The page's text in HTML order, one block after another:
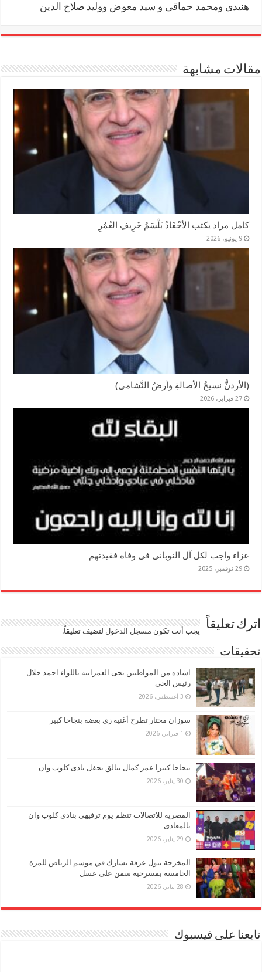
هنيدى ومحمد حماقى و سيد معوض ووليد صلاح الدين
مقالات مشابهة
كامل مراد يكتب الأحْفَادُ بَلْسَمُ خَرِيفِ العُمُرِ
9 يونيو، 2026
(الأردنُّ نسيجُ الأصالةِ وأرضُ النَّشامى)
27 فبراير، 2026
عزاء واجب لكل آل النوبانى فى وفاه فقيدتهم
29 نوفمبر، 2025
اترك تعليقاً يجب أنت تكون مسجل الدخول لتضيف تعليقاً.
تحقيقات
اشاده من المواطنين بحى العمرانيه باللواء احمد جلال
رئيس الحى
3 أغسطس، 2026
سوزان مختار تطرح أغنيه زى بعضه بنجاحا كبير
1 فبراير، 2026
بنجاحا كبيرا عمر كمال يتالق بحفل نادى كلوب وان
30 يناير، 2026
المصريه للاتصالات تنظم يوم ترفيهى بنادى كلوب وان
بالمعادى
29 يناير، 2026
المخرجة بتول عرفة تشارك في موسم الرياض للمرة
الخامسة بمسرحية سمن على عسل
28 يناير، 2026
تابعنا على فيسبوك